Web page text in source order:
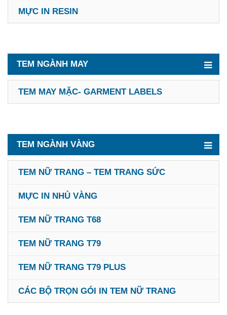
MỰC IN RESIN
TEM NGÀNH MAY
TEM MAY MẶC- GARMENT LABELS
TEM NGÀNH VÀNG
TEM NỮ TRANG – TEM TRANG SỨC
MỰC IN NHỦ VÀNG
TEM NỮ TRANG T68
TEM NỮ TRANG T79
TEM NỮ TRANG T79 PLUS
CÁC BỘ TRỌN GÓI IN TEM NỮ TRANG